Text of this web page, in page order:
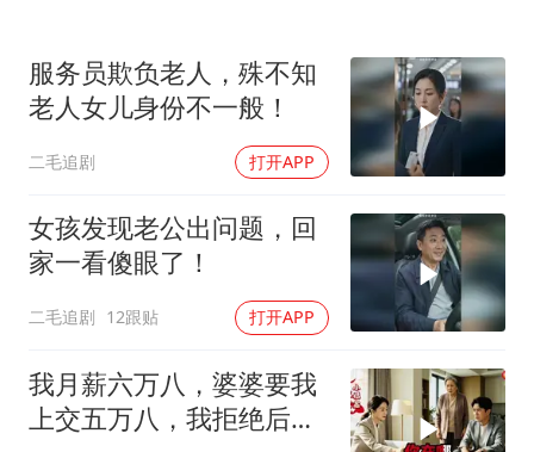
宇树科技中一签需缴款7.54万元
两名乘客在飞机上因调节座椅起冲突
今日立秋你咬秋了吗
夯实基础开新局
服务员欺负老人，殊不知
老人女儿身份不一般！
二毛追剧 打开APP
女孩发现老公出问题，回
家一看傻眼了！
二毛追剧 12跟贴 打开APP
我月薪六万八，婆婆要我
上交五万八，我拒绝后她